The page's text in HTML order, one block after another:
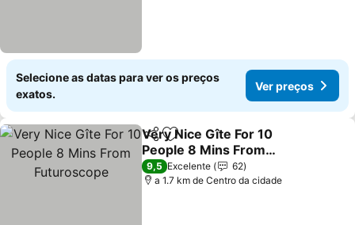
Selecione as datas para ver os preços
exatos.
Ver preços
PartilharAdicionar aos favoritos
Very Nice Gîte For 10
People 8 Mins From
Futuroscope
Ver preços
9,5 Excelente
62
a 1.7 km de Centro da cidade